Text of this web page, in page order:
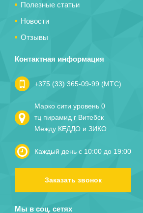
Полезные статьи
Новости
Отзывы
Контактная информация
+375 (33) 365-09-99 (МТС)
Марко сити уровень 0
тц пирамид г Витебск
Между КЕДДО и ЗИКО
Каждый день с 10:00 до 19:00
Заказать звонок
Мы в соц. сетях